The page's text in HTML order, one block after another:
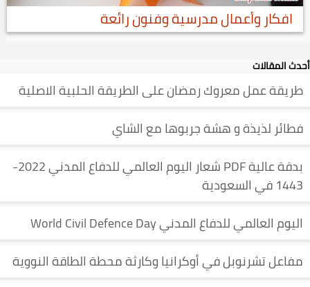
افكار وأعمال مدرسية وفنون رائعة
أحدث المقالات
طريقة عمل معروك رمضان على الطريقة الحلبية الاصلية
فطائر لذيذة و هشة جربوها مع الشاي
بدقة عالية PDF شعار اليوم العالمي للدفاع المدني 2022-
1443 في السعودية
اليوم العالمي للدفاع المدني World Civil Defence Day
مفاعل تشرنوبل في أوكرانيا وكارثة محطة الطاقة النووية